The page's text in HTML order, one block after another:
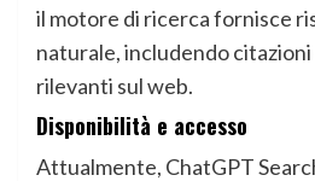
il motore di ricerca fornisce
naturale, includendo
rilevanti sul web.
Disponibilità e accesso
Attualmente, ChatGPT